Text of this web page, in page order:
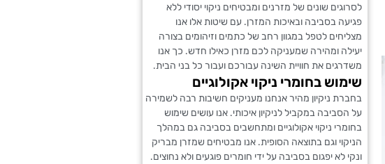
לסרוגים שונים של מזרנים ומבטיחים ניקוי יסודי ללא
פגיעה בסביבה ובאיכות המזרן. עם שיטות אלו אנו
מצליחים לטפל במגוון רחב של כתמים וזיהומים בצורה
יעילה ומהירה שמעניקה לכם מזרן כאילו חדש. כך אנו
משדרגים את חוויית השינה עבורכם ועבור כל בני הבית.
שימוש בחומרי ניקוי אקולוגיים
בחברת ניקיון מהיר אנחנו מעניקים חשיבות רבה לשמירה
על הסביבה במקביל לניקיון איכותי. אנו עושים שימוש
בחומרי ניקוי אקולוגיים ומתחשבים בסביבה גם במהלך
הניקוי וגם בתוצאה הסופית. אנו מבטיחים שמזרן מבריק
ונקי לא יפגום בסביבה על ידי חומרים פוגעים ולא נחוצים.